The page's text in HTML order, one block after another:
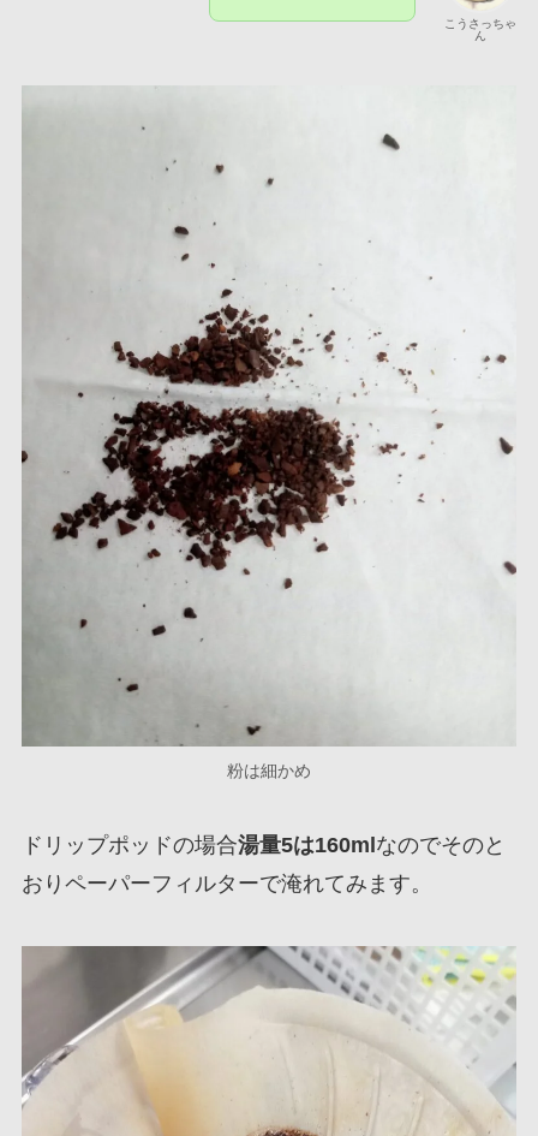
こうさっちゃ
ん
粉は細かめ
ドリップポッドの場合湯量5は160ml なのでそのと
おりペーパーフィルターで淹れてみます。